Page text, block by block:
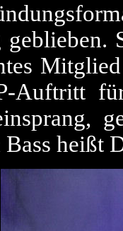
Auftritt
Bass heißt